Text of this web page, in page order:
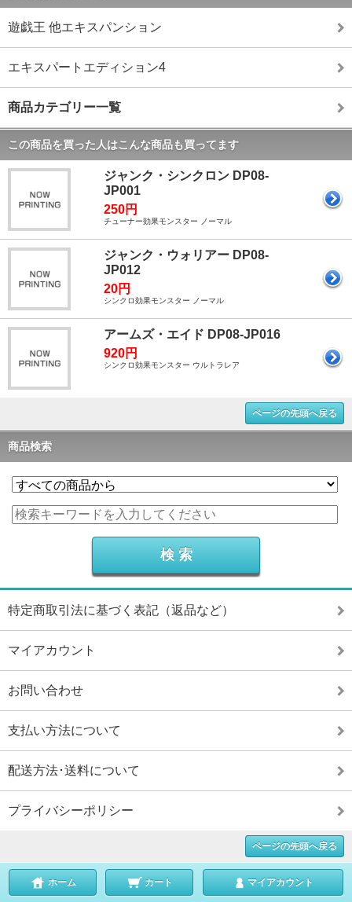
遊戯王 他エキスパンション
エキスパートエディション4
商品カテゴリー一覧
この商品を買った人はこんな商品も買ってます
ジャンク・シンクロン DP08-
JP001
250円
チューナー効果モンスター ノーマル
ジャンク・ウォリアー DP08-
JP012
20円
シンクロ効果モンスター ノーマル
アームズ・エイド DP08-JP016
920円
シンクロ効果モンスター ウルトラレア
ページの先頭へ戻る
商品検索
特定商取引法に基づく表記（返品など）
マイアカウント
お問い合わせ
支払い方法について
配送方法･送料について
プライバシーポリシー
ページの先頭へ戻る
ホーム カート マイアカウント